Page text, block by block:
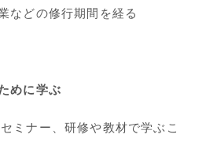
などの修行期間を経る
めに学ぶ
ミナー、研修や教材で学ぶこ